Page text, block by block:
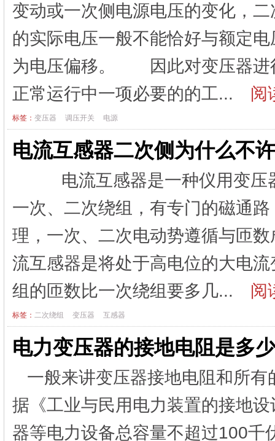
变动或一次侧电源电压的变化，
的实际电压一般不能恰好与额定
为电压偏移。 因此对变压器进
正常运行中一项必要的的工...
阅
标签： 变压器 调压开关 电源
电流互感器二次侧为什么不
电流互感器是一种仪用变压
一次、二次绕组，有专门的磁通
理，一次、二次电动势遵循与
流互感器是将处于高电位的大电
组的匝数比一次绕组要多几...
阅
标签： 二次绕组 变压器 互感器
电力变压器的接地电阻是多
一般来讲变压器接地电阻和所
据《工业与民用电力装置的接地
器等电力设备总容量不超过100